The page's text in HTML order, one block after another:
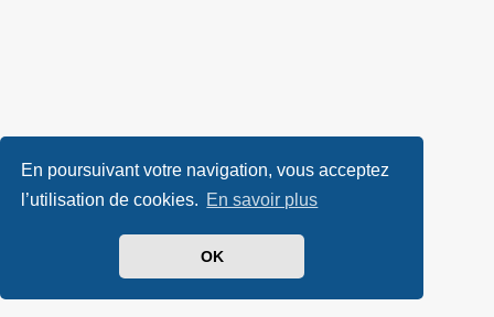
En poursuivant votre navigation, vous acceptez
l’utilisation de cookies. En savoir plus
OK